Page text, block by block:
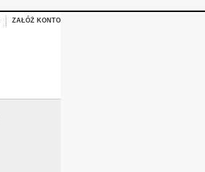
ZAŁÓŻ KONTO